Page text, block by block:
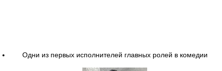
Одни из первых исполнителей главных ролей в комедии